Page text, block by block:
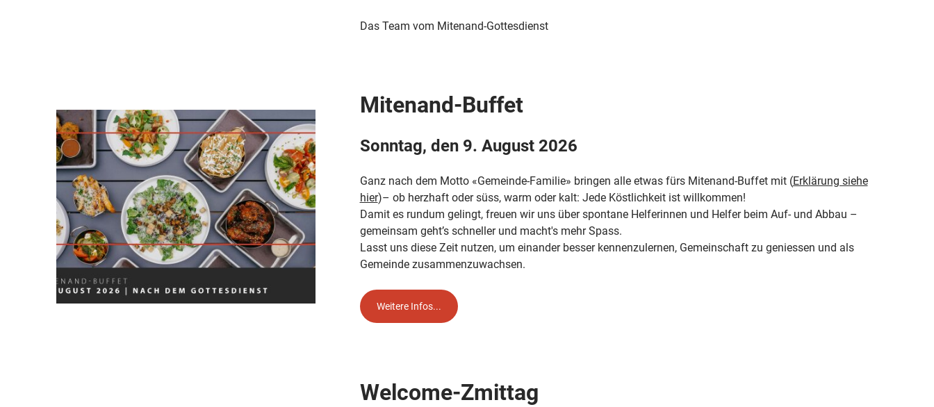
Das Team vom Mitenand-Gottesdienst
Mitenand-Buffet
Sonntag, den 9. August 2026
Ganz nach dem Motto «Gemeinde-Familie» bringen alle etwas fürs Mitenand-Buffet mit (Erklärung siehe
hier)– ob herzhaft oder süss, warm oder kalt: Jede Köstlichkeit ist willkommen!
Damit es rundum gelingt, freuen wir uns über spontane Helferinnen und Helfer beim Auf- und Abbau –
gemeinsam geht’s schneller und macht's mehr Spass.
Lasst uns diese Zeit nutzen, um einander besser kennenzulernen, Gemeinschaft zu geniessen und als
Gemeinde zusammenzuwachsen.
Weitere Infos...
Welcome-Zmittag